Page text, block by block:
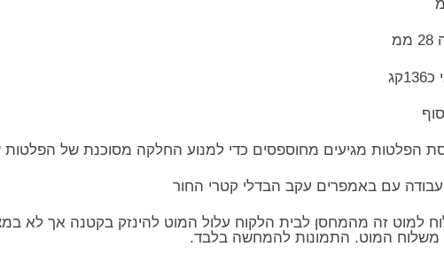
הפלטות מגיעים מחוספסים כדי למנוע החלקה מסוכנת של הפלטות
עם באמפרים עקב הבדלי קטרי החור
למוט זה מהמחסן לבית הלקוח עלול המוט להינזק בקטנה אך לא
משלוח המוט. התמונות להמחשה בלבד.